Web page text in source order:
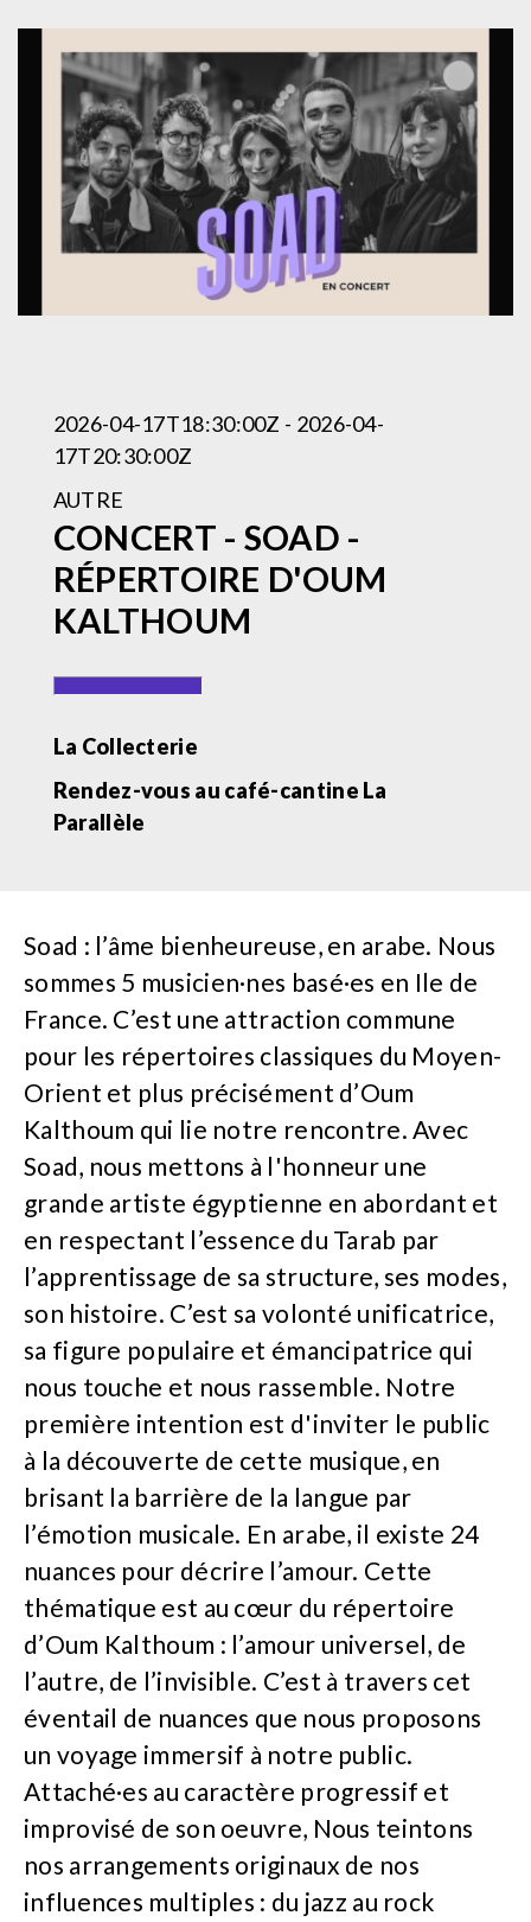
2026-04-17T18:30:00Z - 2026-04-
17T20:30:00Z
AUTRE
CONCERT - SOAD -
RÉPERTOIRE D'OUM
KALTHOUM
La Collecterie
Rendez-vous au café-cantine La
Parallèle
Soad : l’âme bienheureuse, en arabe. Nous
sommes 5 musicien·nes basé·es en Ile de
France. C’est une attraction commune
pour les répertoires classiques du Moyen-
Orient et plus précisément d’Oum
Kalthoum qui lie notre rencontre. Avec
Soad, nous mettons à l'honneur une
grande artiste égyptienne en abordant et
en respectant l’essence du Tarab par
l’apprentissage de sa structure, ses modes,
son histoire. C’est sa volonté unificatrice,
sa figure populaire et émancipatrice qui
nous touche et nous rassemble. Notre
première intention est d'inviter le public
à la découverte de cette musique, en
brisant la barrière de la langue par
l’émotion musicale. En arabe, il existe 24
nuances pour décrire l’amour. Cette
thématique est au cœur du répertoire
d’Oum Kalthoum : l’amour universel, de
l’autre, de l’invisible. C’est à travers cet
éventail de nuances que nous proposons
un voyage immersif à notre public.
Attaché·es au caractère progressif et
improvisé de son oeuvre, Nous teintons
nos arrangements originaux de nos
influences multiples : du jazz au rock